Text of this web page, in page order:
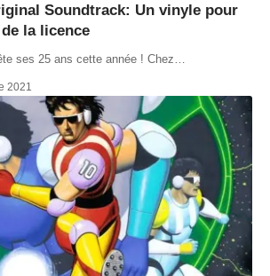
Soundtrack: Un vinyle pour
la licence
ses 25 ans cette année ! Chez…
2021